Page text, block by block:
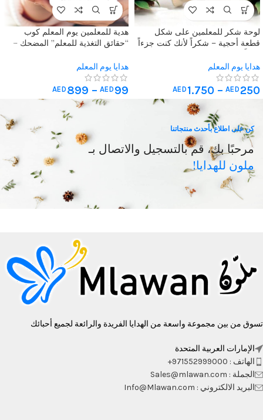
لوحة شكر للمعلمين على شكل
قطعة أحجية – شكراً لأنك كنت جزءاً
هدايا يوم المعلم
AED 250
–
AED 1.750
هدية للمعلمين يوم المعلم كوب
“حقائق التغذية للمعلم” المضحك –
واحتفالات يوم المعلم
هدايا يوم المعلم
AED 99
–
AED 899
كن على اطلاع بأحدث منتجاتنا
مرحبًا بك، قم بالتسجيل والاتصال بـ
ملون للهدايا!
تسوق من بين مجموعة واسعة من الهدايا الفريدة والرائعة لجميع أحبائك
الإمارات العربية المتحدة
الهاتف : 971552999000+
الجملة : Sales@mlawan.com
البريد الالكتروني : Info@Mlawan.com